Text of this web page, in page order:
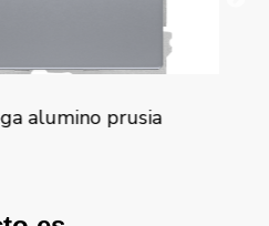
alumino prusia